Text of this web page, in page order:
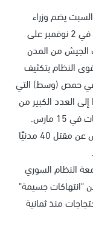
يضم وزراء
الخارجية العرب كافة. ووافقت الحكومة السورية في 2 نوفمبر على
الجيش من المدن
النظام بتكثيف
في حمص (وسط) التي
العدد الكبير من
مارس.
وكانت عمليات قمع المتظاهرين أسفرت الخميس عن مقتل 40 مدنيًا
النظام السوري
"انتهاكات جسيمة"
منذ ثمانية